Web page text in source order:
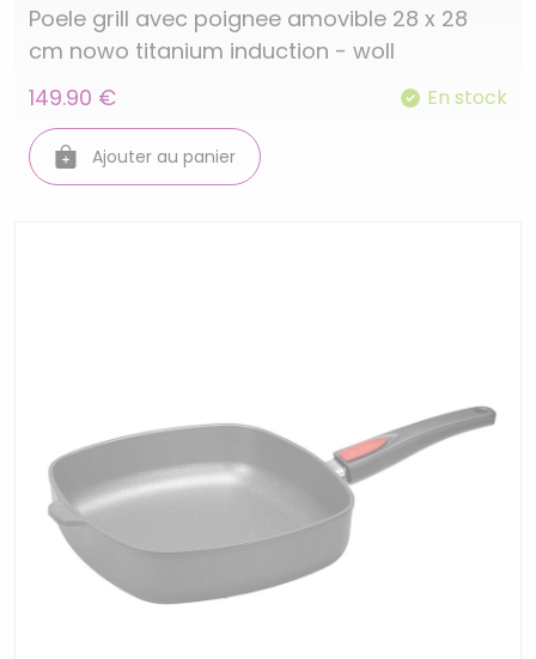
Poele grill avec poignee amovible 28 x 28
cm nowo titanium induction - woll
149.90 €
En stock
Ajouter au panier